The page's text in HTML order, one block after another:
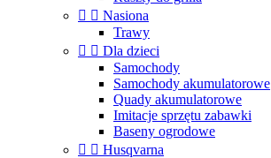
  Nasiona
Trawy
  Dla dzieci
Samochody
Samochody akumulatorowe
Quady akumulatorowe
Imitacje sprzętu zabawki
Baseny ogrodowe
  Husqvarna